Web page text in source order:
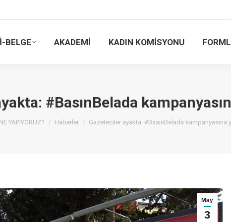
BELGE AKADEMİ KADIN KOMİSYONU
#BasınBelada
NE YAPIYORUZ? Haberler Gazeteciler ayakta: #BasınBelada kampanyasına
May
3